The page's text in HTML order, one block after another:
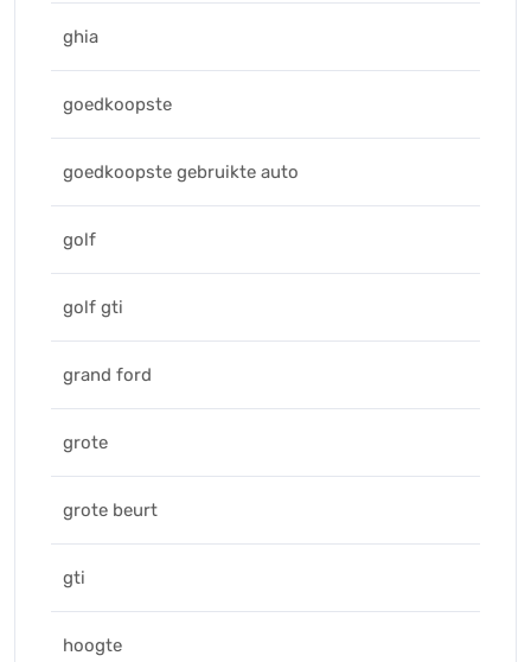
ghia
goedkoopste
goedkoopste gebruikte auto
golf
golf gti
grand ford
grote
grote beurt
gti
hoogte